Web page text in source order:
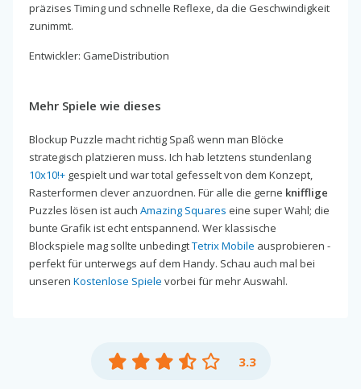
präzises Timing und schnelle Reflexe, da die Geschwindigkeit
zunimmt.
Entwickler: GameDistribution
Mehr Spiele wie dieses
Blockup Puzzle macht richtig Spaß wenn man Blöcke
strategisch platzieren muss. Ich hab letztens stundenlang
10x10!+ gespielt und war total gefesselt von dem Konzept,
Rasterformen clever anzuordnen. Für alle die gerne knifflige
Puzzles lösen ist auch Amazing Squares eine super Wahl; die
bunte Grafik ist echt entspannend. Wer klassische
Blockspiele mag sollte unbedingtTetrix Mobile ausprobieren -
perfekt für unterwegs auf dem Handy. Schau auch mal bei
unseren Kostenlose Spiele vorbei für mehr Auswahl.
3.3